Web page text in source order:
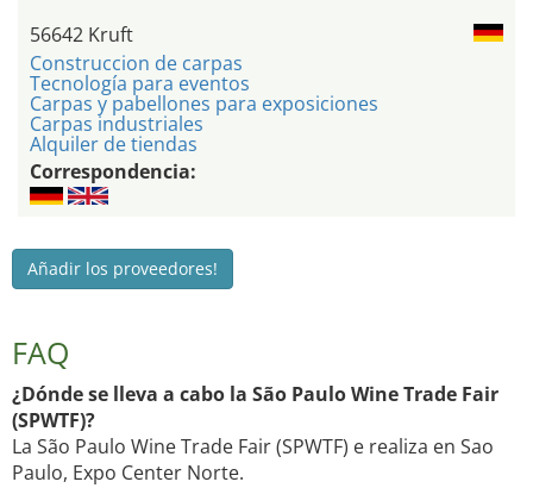
56642 Kruft
Construccion de carpas
Tecnología para eventos
Carpas y pabellones para exposiciones
Carpas industriales
Alquiler de tiendas
Correspondencia:
Añadir los proveedores!
FAQ
¿Dónde se lleva a cabo la São Paulo Wine Trade Fair
(SPWTF)?
La São Paulo Wine Trade Fair (SPWTF) e realiza en Sao
Paulo, Expo Center Norte.